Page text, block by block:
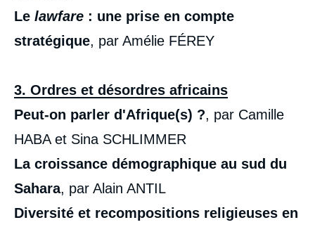
Le lawfare : une prise en compte
stratégique, par Amélie FÉREY
3. Ordres et désordres africains
Peut-on parler d'Afrique(s) ?, par Camille
HABA et Sina SCHLIMMER
La croissance démographique au sud du
Sahara, par Alain ANTIL
Diversité et recompositions religieuses en